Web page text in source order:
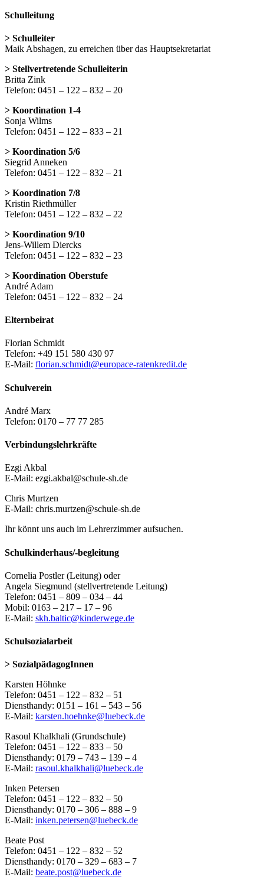
Schulleitung
> Schulleiter
Maik Abshagen, zu erreichen über das Hauptsekretariat
> Stellvertretende Schulleiterin
Britta Zink
Telefon: 0451 – 122 – 832 – 20
> Koordination 1-4
Sonja Wilms
Telefon: 0451 – 122 – 833 – 21
> Koordination 5/6
Siegrid Anneken
Telefon: 0451 – 122 – 832 – 21
> Koordination 7/8
Kristin Riethmüller
Telefon: 0451 – 122 – 832 – 22
> Koordination 9/10
Jens-Willem Diercks
Telefon: 0451 – 122 – 832 – 23
> Koordination Oberstufe
André Adam
Telefon: 0451 – 122 – 832 – 24
Elternbeirat
Florian Schmidt
Telefon: +49 151 580 430 97
E-Mail: florian.schmidt@europace-ratenkredit.de
Schulverein
André Marx
Telefon: 0170 – 77 77 285
Verbindungslehrkräfte
Ezgi Akbal
E-Mail: ezgi.akbal@schule-sh.de
Chris Murtzen
E-Mail: chris.murtzen@schule-sh.de
Ihr könnt uns auch im Lehrerzimmer aufsuchen.
Schulkinderhaus/-begleitung
Cornelia Postler (Leitung) oder
Angela Siegmund (stellvertretende Leitung)
Telefon: 0451 – 809 – 034 – 44
Mobil: 0163 – 217 – 17 – 96
E-Mail: skh.baltic@kinderwege.de
Schulsozialarbeit
> SozialpädagogInnen
Karsten Höhnke
Telefon: 0451 – 122 – 832 – 51
Diensthandy: 0151 – 161 – 543 – 56
E-Mail: karsten.hoehnke@luebeck.de
Rasoul Khalkhali (Grundschule)
Telefon: 0451 – 122 – 833 – 50
Diensthandy: 0179 – 743 – 139 – 4
E-Mail: rasoul.khalkhali@luebeck.de
Inken Petersen
Telefon: 0451 – 122 – 832 – 50
Diensthandy: 0170 – 306 – 888 – 9
E-Mail: inken.petersen@luebeck.de
Beate Post
Telefon: 0451 – 122 – 832 – 52
Diensthandy: 0170 – 329 – 683 – 7
E-Mail: beate.post@luebeck.de